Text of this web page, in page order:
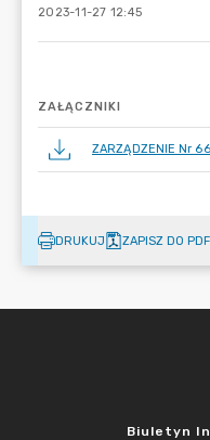
2023-11-27 12:45
ZAŁĄCZNIKI
ZARZĄDZENIE Nr
DRUKUJ ZAPISZ DO PDF
Biuletyn